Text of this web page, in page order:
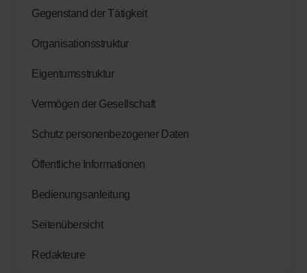
Gegenstand der Tätigkeit
Organisationsstruktur
Eigentumsstruktur
Vermögen der Gesellschaft
Schutz personenbezogener Daten
Öffentliche Informationen
Bedienungsanleitung
Seitenübersicht
Redakteure